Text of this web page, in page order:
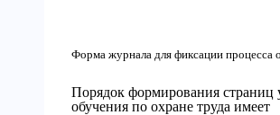
Форма журнала для фиксации процесса
Порядок формирования страниц
обучения по охране труда имеет